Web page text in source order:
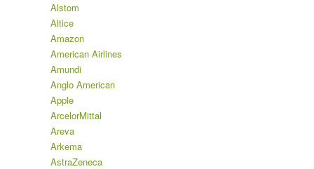
Alstom
Altice
Amazon
American Airlines
Amundi
Anglo American
Apple
ArcelorMittal
Areva
Arkema
AstraZeneca